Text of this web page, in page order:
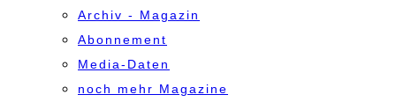
Archiv - Magazin
Abonnement
Media-Daten
noch mehr Magazine